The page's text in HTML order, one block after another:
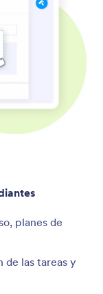
planes de
de las tareas y